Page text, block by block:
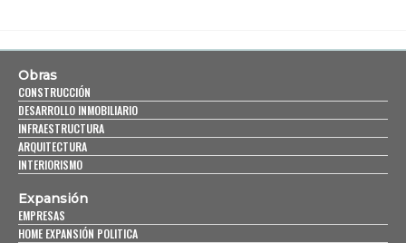
Obras
CONSTRUCCIÓN
DESARROLLO INMOBILIARIO
INFRAESTRUCTURA
ARQUITECTURA
INTERIORISMO
Expansión
EMPRESAS
HOME EXPANSIÓN POLITICA